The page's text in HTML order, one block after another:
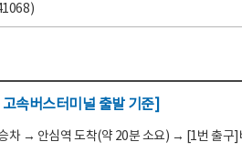
속버스터미널 출발 기준]
차 → 안심역 도착(약 20분 소요) → [1번 출구